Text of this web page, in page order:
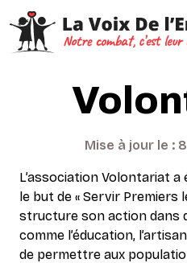
Mise à jour le :
L’association Volontariat
le but de « Servir Premiers
structure son action dans
comme l’éducation,
de permettre aux